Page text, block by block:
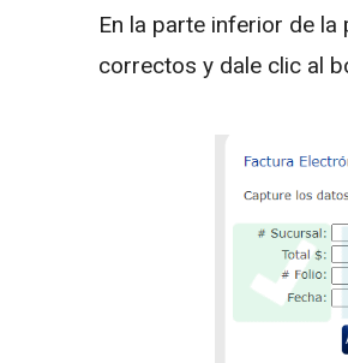
En la parte inferior de
correctos y dale clic al